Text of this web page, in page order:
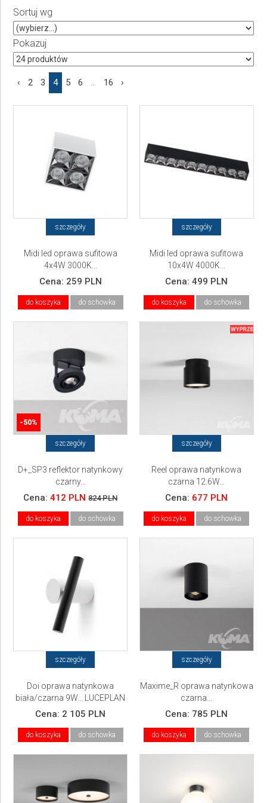
Producent
Wybierz producenta
Cena
Sortuj wg
Pokazuj
‹ 2 3 4 5 6 ... 16 ›
szczegóły
Midi led oprawa sufitowa
4x4W 3000K...
Cena: 259 PLN
do koszyka do schowka
szczegóły
Midi led oprawa sufitowa
10x4W 4000K...
Cena:499 PLN
do koszyka do schowka
-50%
szczegóły
D+_SP3 reflektor natynkowy
czarny...
Cena:412 PLN 824 PLN
do koszyka do schowka
szczegóły
Reel oprawa natynkowa
czarna 12.6W...
Cena: 677 PLN
do koszyka do schowka
szczegóły
Doi oprawa natynkowa
biała/czarna 9W... LUCEPLAN
Cena: 2 105 PLN
do koszyka do schowka
szczegóły
Maxime_R oprawa natynkowa
czarna...
Cena: 785 PLN
do koszyka do schowka